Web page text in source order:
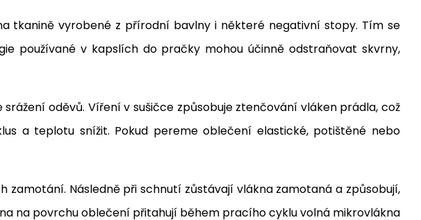
tkanině vyrobené z přírodní bavlny i některé negativní stopy. Tím se
používané v kapslích do pračky mohou účinně odstraňovat skvrny,
oděvů. Víření v sušičce způsobuje ztenčování vláken prádla, což
a teplotu snížit. Pokud pereme oblečení elastické, potištěné nebo
zamotání. Následně při schnutí zůstávají vlákna zamotaná a způsobují,
na povrchu oblečení přitahují během pracího cyklu volná mikrovlákna